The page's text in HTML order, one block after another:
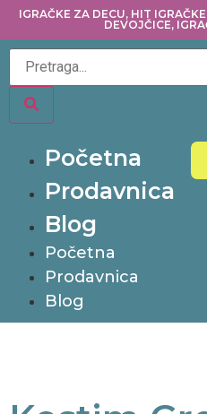
IGRAČKE ZA DECU, HIT
DEVOJČICE,
Početna
Prodavnica
Blog
Početna
Prodavnica
Blog